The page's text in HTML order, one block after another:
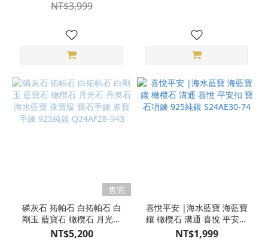
NT$3,999
售完
磷灰石 拓帕石 白拓帕石 白
剛玉 藍寶石 橄欖石 月光石
丹泉石 海水藍寶 珠寶級 寶
石手鍊 多寶手鍊 925純銀
NT$5,200
喜悅平安 |海水藍寶 海藍寶
鑲 橄欖石 溝通 喜悅 平安扣
寶石項鍊 925純銀 S24AE30-
74
NT$1,999